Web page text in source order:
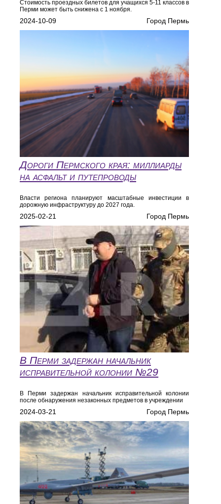
Стоимость проездных билетов для учащихся 5-11 классов в
Перми может быть снижена с 1 ноября.
2024-10-09 Город Пермь
Дороги Пермского края: миллиарды
на асфальт и путепроводы
Власти региона планируют масштабные инвестиции в
дорожную инфраструктуру до 2027 года.
2025-02-21 Город Пермь
В Перми задержан начальник
исправительной колонии №29
В Перми задержан начальник исправительной колонии
после обнаружения незаконных предметов в учреждении
2024-03-21 Город Пермь